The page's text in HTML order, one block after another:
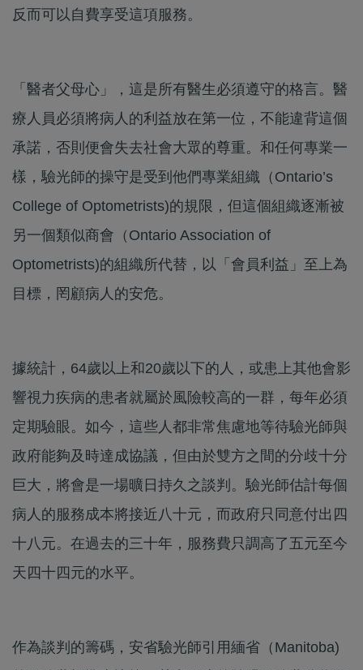
反而可以自費享受這項服務。
「醫者父母心」，這是所有醫生必須遵守的格言。醫
療人員必須將病人的利益放在第一位，不能違背這個
承諾，否則便會失去社會大眾的尊重。和任何專業一
樣，驗光師的操守是受到他們專業組織（Ontario’s
College of Optometrists)的規限，但這個組織逐漸被
另一個類似商會（Ontario Association of
Optometrists)的組織所代替，以「會員利益」至上為
目標，罔顧病人的安危。
據統計，64歲以上和20歲以下的人，或患上其他會影
響視力疾病的患者就屬於風險較高的一群，每年必須
定期驗眼。如今，這些人都非常焦慮地等待驗光師與
政府能夠及時達成協議，但由於雙方之間的分歧十分
巨大，將會是一場曠日持久之談判。驗光師估計每個
病人的服務成本將接近八十元，而政府只同意付出四
十八元。在過去的三十年，服務費只調高了五元至今
天四十四元的水平。
作為談判的籌碼，安省驗光師引用緬省（Manitoba)